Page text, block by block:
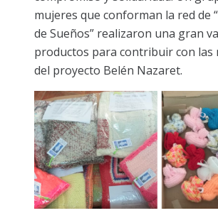
mujeres que conforman la red de
de Sueños” realizaron una gran
productos para contribuir con las
del proyecto Belén Nazaret.